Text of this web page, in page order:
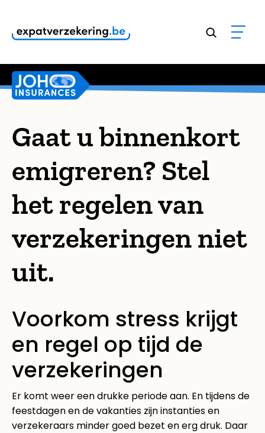
Klanten geven onze dienstverlening een
Gaat u binnenkort
emigreren? Stel
het regelen van
verzekeringen niet
uit.
Voorkom stress krijgt
en regel op tijd de
verzekeringen
Er komt weer een drukke periode aan. En tijdens de
feestdagen en de vakanties zijn instanties en
verzekeraars minder goed bezet en erg druk. Daar